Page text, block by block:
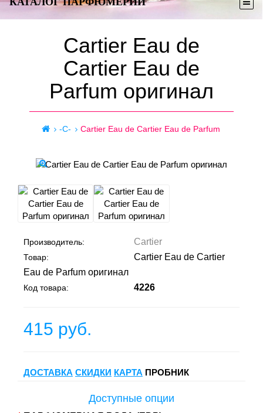
Cartier Eau de
Cartier Eau de
Parfum оригинал
-C- Cartier Eau de Cartier Eau de Parfum
Производитель: Cartier
Товар:
Cartier Eau de Cartier
Eau de Parfum оригинал
Код товара: 4226
415 руб.
ДОСТАВКА СКИДКИ КАРТА ПРОБНИК
Доступные опции